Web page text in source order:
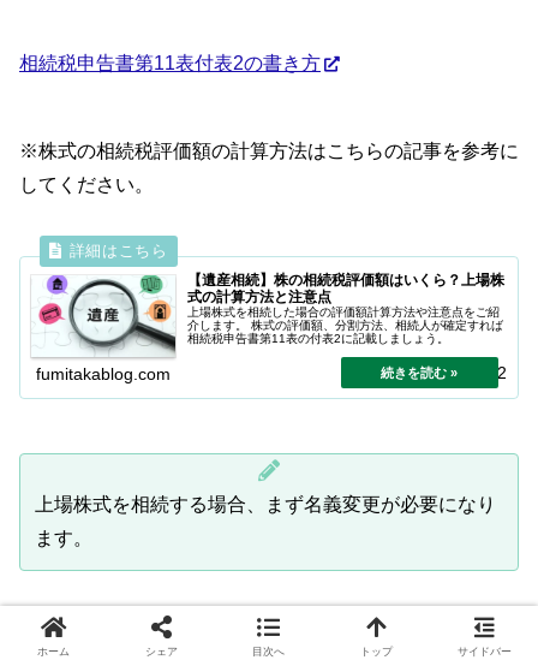
相続税申告書第11表付表2の書き方
※株式の相続税評価額の計算方法はこちらの記事を参考に
してください。
【遺産相続】株の相続税評価額はいくら？上場株
式の計算方法と注意点
上場株式を相続した場合の評価額計算方法や注意点をご紹
介します。 株式の評価額、分割方法、相続人が確定すれば
相続税申告書第11表の付表2に記載しましょう。
fumitakablog.com 2025.07.22
上場株式を相続する場合、まず名義変更が必要になり
ます。
ホーム シェア 目次へ トップ サイドバー